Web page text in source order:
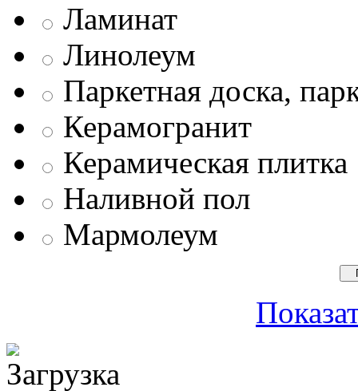
Ламинат
Линолеум
Паркетная доска,
Керамогранит
Керамическая плитка
Наливной пол
Мармолеум